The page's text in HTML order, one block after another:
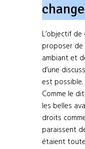
L’objectif
proposer de
ambiant et
d’une
est possible.
Comme le
les belles
droits
paraissent
étaient